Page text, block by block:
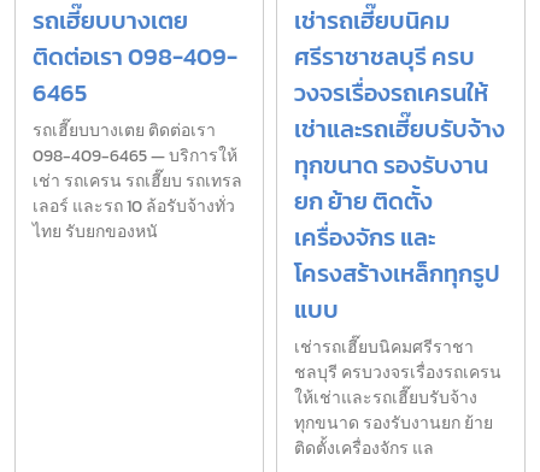
รถเฮี๊ยบบางเตย
ติดต่อเรา 098-409-
6465
รถเฮี๊ยบบางเตย ติดต่อเรา
098-409-6465 — บริการให้
เช่า รถเครน รถเฮี๊ยบ รถเทรล
เลอร์ และรถ 10 ล้อรับจ้างทั่ว
ไทย รับยกของหนั
เช่ารถเฮี๊ยบนิคม
ศรีราชาชลบุรี ครบ
วงจรเรื่องรถเครนให้
เช่าและรถเฮี๊ยบรับจ้าง
ทุกขนาด รองรับงาน
ยก ย้าย ติดตั้ง
เครื่องจักร และ
โครงสร้างเหล็กทุกรูป
แบบ
เช่ารถเฮี๊ยบนิคมศรีราชา
ชลบุรี ครบวงจรเรื่องรถเครน
ให้เช่าและรถเฮี๊ยบรับจ้าง
ทุกขนาด รองรับงานยก ย้าย
ติดตั้งเครื่องจักร แล